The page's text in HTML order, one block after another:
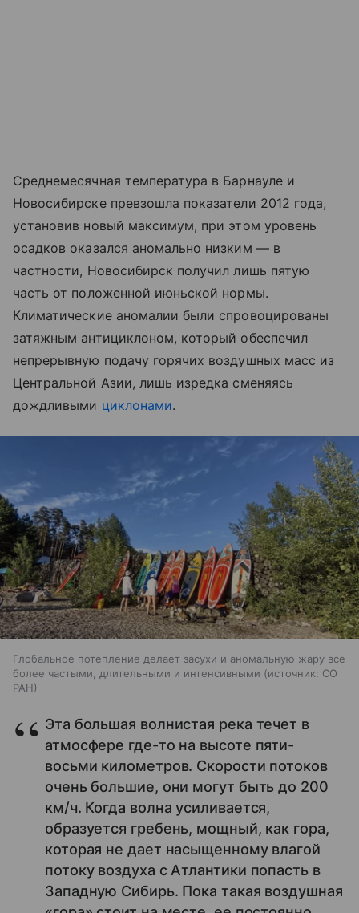
Среднемесячная температура в Барнауле и
Новосибирске превзошла показатели 2012 года,
установив новый максимум, при этом уровень
осадков оказался аномально низким — в
частности, Новосибирск получил лишь пятую
часть от положенной июньской нормы.
Климатические аномалии были спровоцированы
затяжным антициклоном, который обеспечил
непрерывную подачу горячих воздушных масс из
Центральной Азии, лишь изредка сменяясь
дождливыми циклонами.
Глобальное потепление делает засухи и аномальную жару все
более частыми, длительными и интенсивными
источник: СО
РАН
Эта большая волнистая река течет в
атмосфере где-то на высоте пяти-
восьми километров. Скорости потоков
очень большие, они могут быть до 200
км/ч. Когда волна усиливается,
образуется гребень, мощный, как гора,
которая не дает насыщенному влагой
потоку воздуха с Атлантики попасть в
Западную Сибирь. Пока такая воздушная